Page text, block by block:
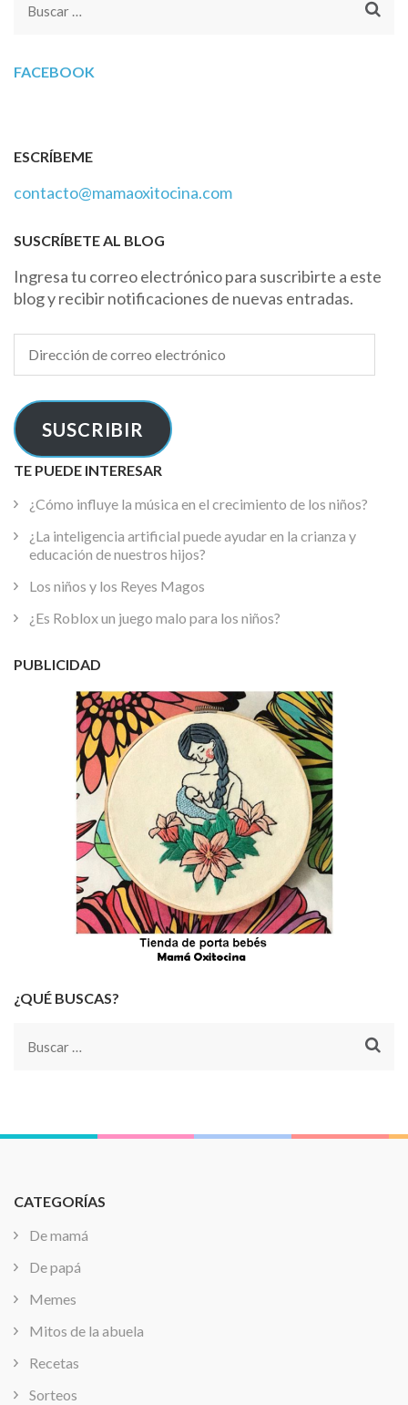
Buscar:
FACEBOOK
ESCRÍBEME
contacto@mamaoxitocina.com
SUSCRÍBETE AL BLOG
Ingresa tu correo electrónico para suscribirte a este
blog y recibir notificaciones de nuevas entradas.
de
electrónico
SUSCRIBIR
TE PUEDE INTERESAR
¿Cómo influye la música en el crecimiento de los niños?
¿La inteligencia artificial puede ayudar en la crianza y
educación de nuestros hijos?
Los niños y los Reyes Magos
¿Es Roblox un juego malo para los niños?
PUBLICIDAD
¿QUÉ BUSCAS?
Buscar:
CATEGORÍAS
De mamá
De papá
Memes
Mitos de la abuela
Recetas
Sorteos